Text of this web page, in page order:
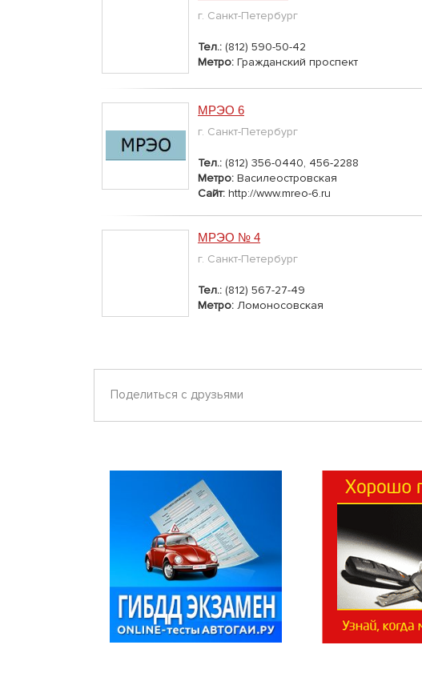
г. Санкт-Петербург
Тел.: (812) 590-50-42
Метро: Гражданский проспект
МРЭО 6
г. Санкт-Петербург
Тел.: (812) 356-0440, 456-2288
Метро: Василеостровская
Сайт: http://www.mreo-6.ru
МРЭО № 4
г. Санкт-Петербург
Тел.: (812) 567-27-49
Метро: Ломоносовская
Поделиться с друзьями